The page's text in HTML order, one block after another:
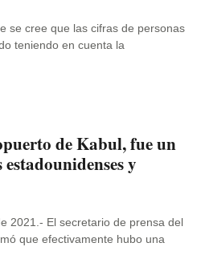
se cree que las cifras de personas
teniendo en cuenta la
de Kabul, fue un
y
2021.- El secretario de prensa del
que efectivamente hubo una